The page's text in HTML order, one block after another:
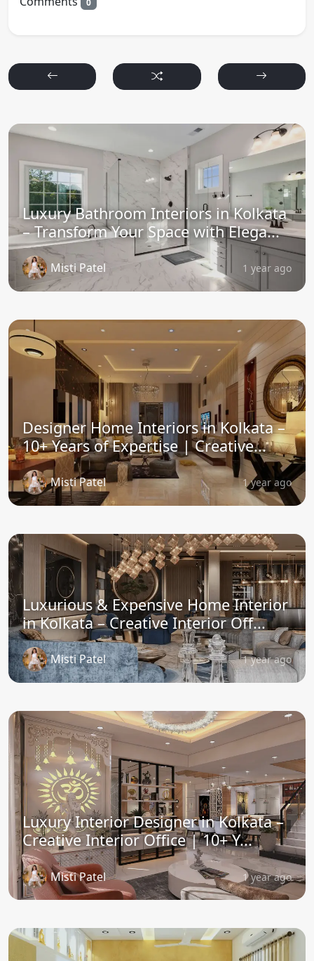
0
Luxury Bathroom Interiors in Kolkata
– Transform Your Space with Elega...
Misti Patel 1 year ago
Designer Home Interiors in Kolkata –
10+ Years of Expertise | Creative...
Misti Patel 1 year ago
Luxurious & Expensive Home Interior
in Kolkata – Creative Interior Off...
Misti Patel 1 year ago
Luxury Interior Designer in Kolkata –
Creative Interior Office | 10+ Y...
Misti Patel 1 year ago